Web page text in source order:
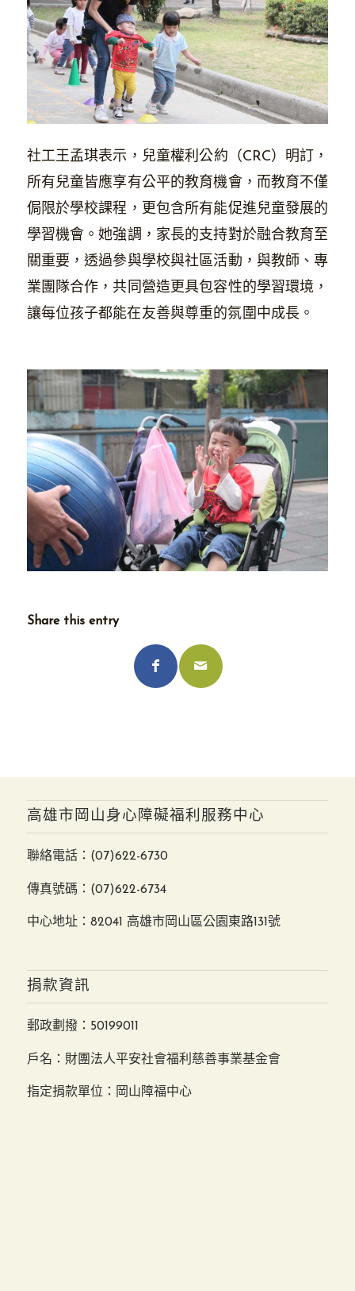
社工王孟琪表示，兒童權利公約（CRC）明訂，
所有兒童皆應享有公平的教育機會，而教育不僅
侷限於學校課程，更包含所有能促進兒童發展的
學習機會。她強調，家長的支持對於融合教育至
關重要，透過參與學校與社區活動，與教師、專
業團隊合作，共同營造更具包容性的學習環境，
讓每位孩子都能在友善與尊重的氛圍中成長。
Share this entry
高雄市岡山身心障礙福利服務中心
聯絡電話： (07)622-6730
傳真號碼：(07)622-6734
中心地址：82041 高雄市岡山區公園東路131號
捐款資訊
郵政劃撥：50199011
戶名：財團法人平安社會福利慈善事業基金會
指定捐款單位：岡山障福中心